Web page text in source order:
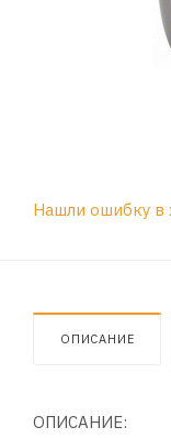
Нашли ошибку в
ОПИСАНИЕ
ОПИСАНИЕ: